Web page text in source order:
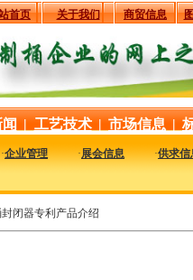
首页 关于我们 商贸信息
| 工艺技术 | 市场信息 |
·企业管理 ·展会信息 ·供求信
闭器专利产品介绍